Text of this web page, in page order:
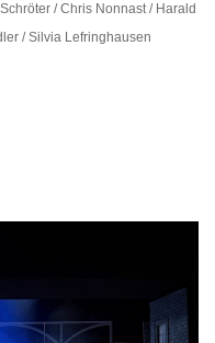
/ Chris Nonnast / Harald
/ Silvia Lefringhausen